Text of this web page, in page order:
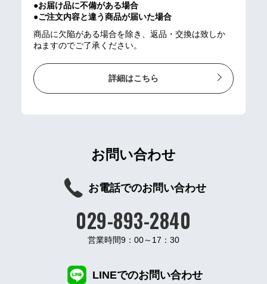
●お届け品に不備がある場合
●ご注文内容と違う商品が届いた場合
商品に欠陥がある場合を除き、返品・交換は致しか
ねますのでご了承ください。
詳細はこちら
お問い合わせ
お電話でのお問い合わせ
029-893-2840
営業時間9：00～17：30
LINEでのお問い合わせ